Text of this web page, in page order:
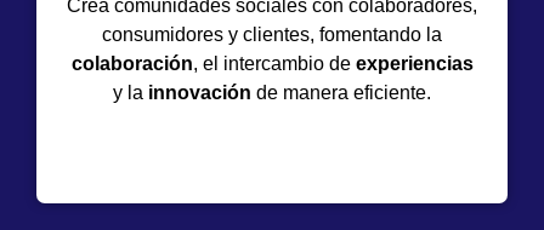
Crea comunidades sociales con colaboradores,
consumidores y clientes, fomentando la
colaboración, el intercambio de experiencias
y la innovación de manera eficiente.